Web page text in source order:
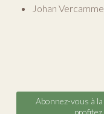
Johan
Abonnez-vous à la
profitez